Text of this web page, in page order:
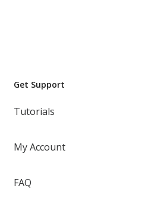
Get Support
Tutorials
My Account
FAQ